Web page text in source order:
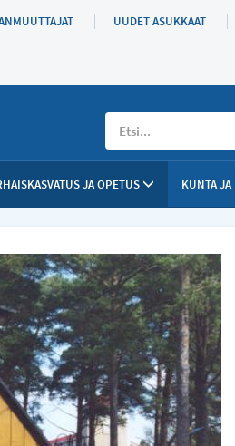
UUDET ASUKKAAT
JA OPETUS KUNTA